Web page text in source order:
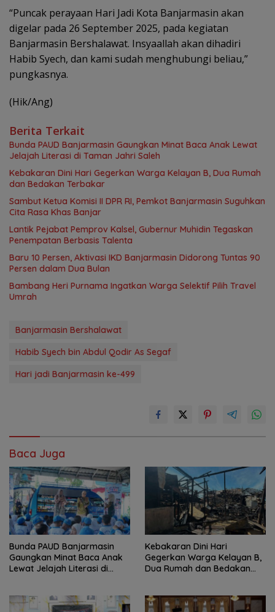
“Puncak perayaan Hari Jadi Kota Banjarmasin akan
digelar pada 26 September 2025, pada kegiatan
Banjarmasin Bershalawat. Insyaallah akan dihadiri
Habib Syech, dan kami sudah menghubungi beliau,”
pungkasnya.
(Hik/Ang)
Berita Terkait
Bunda PAUD Banjarmasin Gaungkan Minat Baca Anak Lewat
Jelajah Literasi di Taman Jahri Saleh
Kebakaran Dini Hari Gegerkan Warga Kelayan B, Dua Rumah
dan Bedakan Terbakar
Sambut Ketua Komisi II DPR RI, Pemkot Banjarmasin Suguhkan
Cita Rasa Khas Banjar
Lantik Pejabat Pemprov Kalsel, Gubernur Muhidin Tegaskan
Penempatan Berbasis Talenta
Baru 10 Persen, Aktivasi IKD Banjarmasin Didorong Tuntas 90
Persen dalam Dua Bulan
Bambang Heri Purnama Ingatkan Warga Selektif Pilih Travel
Umrah
Banjarmasin Bershalawat
Habib Syech bin Abdul Qodir As Segaf
Hari jadi Banjarmasin ke-499
Baca Juga
Bunda PAUD Banjarmasin
Gaungkan Minat Baca Anak
Lewat Jelajah Literasi di
Kebakaran Dini Hari
Gegerkan Warga Kelayan B,
Dua Rumah dan Bedakan